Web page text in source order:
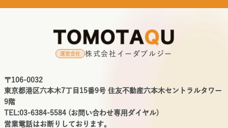
運営会社 株式会社イーダブルジー
〒106-0032
東京都港区六本木7丁目15番9号 住友不動産六本木セントラルタワー
9階
TEL:03-6384-5584 (お問い合わせ専用ダイヤル)
営業電話はお断りしております。